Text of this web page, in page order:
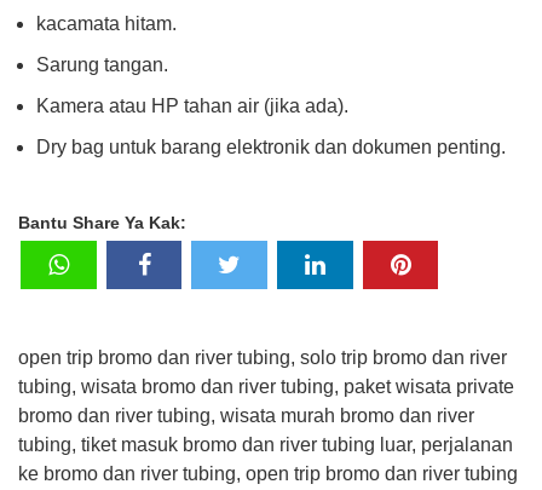
kacamata hitam.
Sarung tangan.
Kamera atau HP tahan air (jika ada).
Dry bag untuk barang elektronik dan dokumen penting.
Bantu Share Ya Kak:
open trip bromo dan river tubing, solo trip bromo dan river
tubing, wisata bromo dan river tubing, paket wisata private
bromo dan river tubing, wisata murah bromo dan river
tubing, tiket masuk bromo dan river tubing luar, perjalanan
ke bromo dan river tubing, open trip bromo dan river tubing